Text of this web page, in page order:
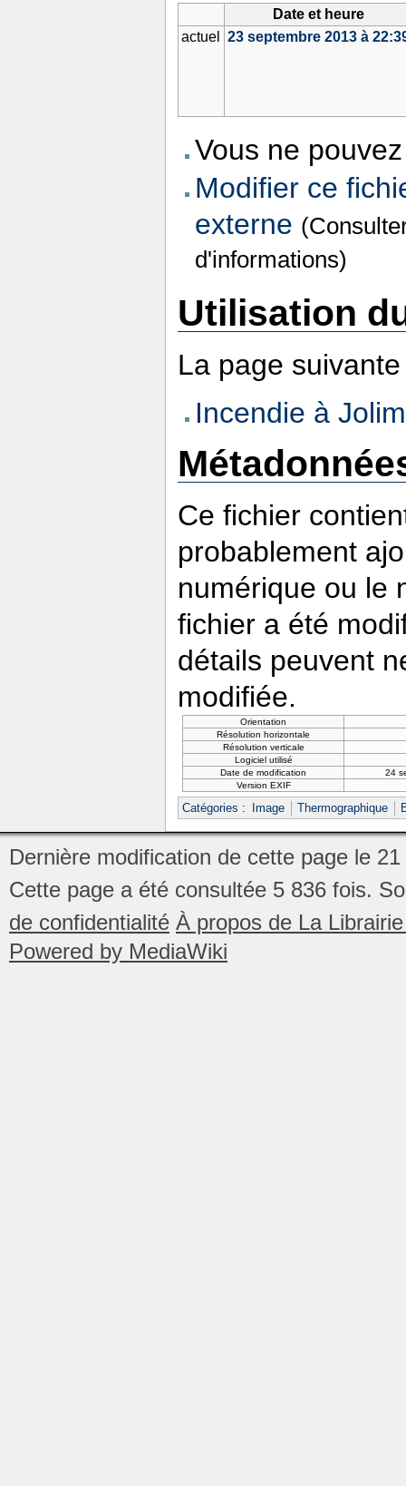
Date et heure
actuel
23 septembre 2013 à
Vous ne
Modifier ce
externe
d'informations)
Utilisation
La page
Incendie à
Ce fichier
probablement
numérique ou le
fichier a été
détails peuvent
modifiée.
Orientation
Résolution horizontale
Résolution verticale
Logiciel utilisé
Date de modification
24
Version EXIF
Catégories : Image Thermographique
Dernière modification de cette page le
Cette page a été consultée 5 836 fois.
de confidentialité À propos de La
Powered by MediaWiki